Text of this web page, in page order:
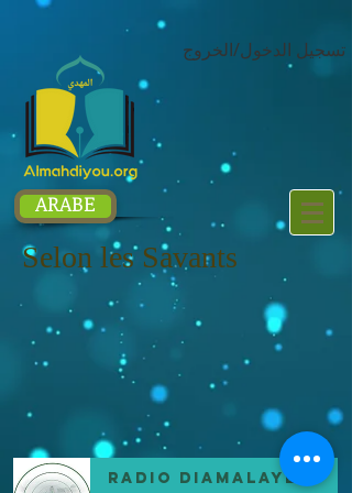
google.com, pub-1214054292722785, DIRECT, f08c47fec0942fa0
تسجيل الدخول/الخروج
ARABE
Selon les Savants